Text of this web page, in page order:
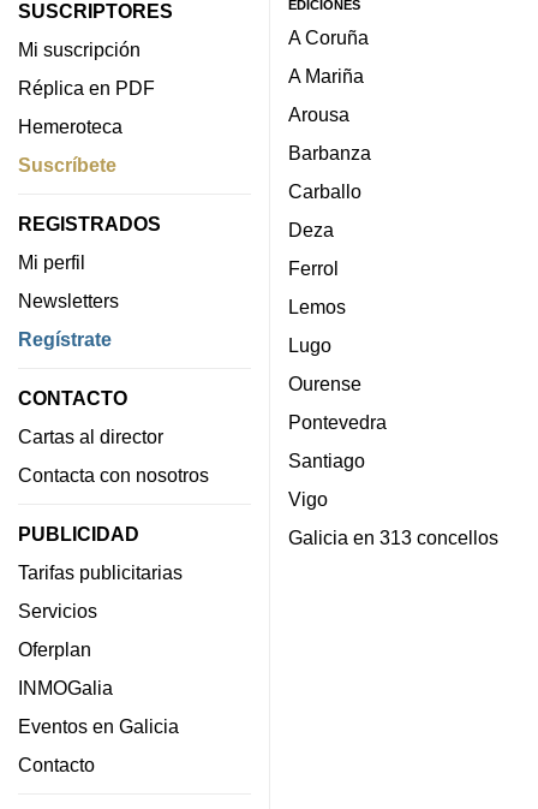
SUSCRIPTORES
Mi suscripción
Réplica en PDF
Hemeroteca
Suscríbete
REGISTRADOS
Mi perfil
Newsletters
Regístrate
CONTACTO
Cartas al director
Contacta con nosotros
PUBLICIDAD
Tarifas publicitarias
Servicios
Oferplan
INMOGalia
Eventos en Galicia
Contacto
EDICIONES
A Coruña
A Mariña
Arousa
Barbanza
Carballo
Deza
Ferrol
Lemos
Lugo
Ourense
Pontevedra
Santiago
Vigo
Galicia en 313 concellos